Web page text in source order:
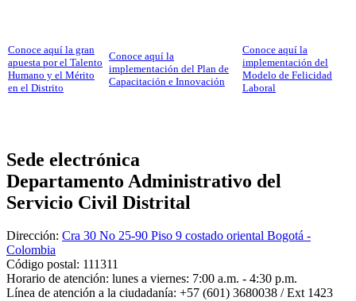
Conoce aquí la gran
apuesta por el Talento
Humano y el Mérito
en el Distrito
Conoce aquí la
implementación del Plan de
Capacitación e Innovación
Conoce aquí la
implementación del
Modelo de Felicidad
Laboral
Sede electrónica
Departamento Administrativo del
Servicio Civil Distrital
Dirección: Cra 30 No 25-90 Piso 9 costado oriental Bogotá -
Colombia
Código postal: 111311
Horario de atención: lunes a viernes: 7:00 a.m. - 4:30 p.m.
Línea de atención a la ciudadanía: +57 (601) 3680038 / Ext 1423